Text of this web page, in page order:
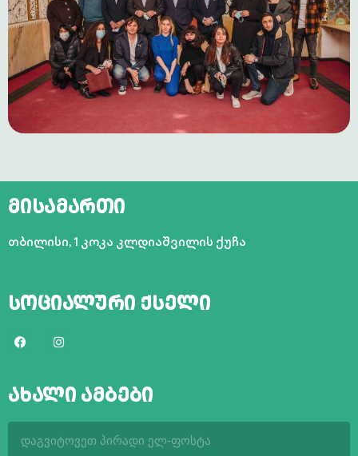
მისამართი
თბილისი,1 კოკა კლდიაშვილის ქუჩა
სოციალური ქსელი
ახალი ამბები